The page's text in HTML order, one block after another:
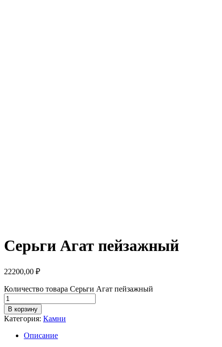
Серьги Агат пейзажный
22200,00 ₽
Количество товара Серьги Агат пейзажный
В корзину
Категория: Камни
Описание